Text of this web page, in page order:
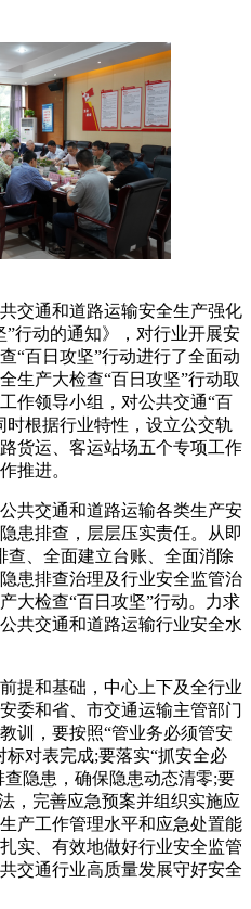
交通和道路运输安全生产强化
行动的通知》，对行业开展安
“百日攻坚”行动进行了全面动
生产大检查“百日攻坚”行动取
作领导小组，对公共交通“百
时根据行业特性，设立公交轨
货运、客运站场五个专项工作
推进。
共交通和道路运输各类生产安
患排查，层层压实责任。从即
查、全面建立台账、全面消除
患排查治理及行业安全监管治
大检查“百日攻坚”行动。力求
共交通和道路运输行业安全水
提和基础，中心上下及全行业
委和省、市交通运输主管部门
训，要按照“管业务必须管安
对表完成;要落实“抓安全必
隐患，确保隐患动态清零;要
，完善应急预案并组织实施应
产工作管理水平和应急处置能
实、有效地做好行业安全监管
交通行业高质量发展守好安全